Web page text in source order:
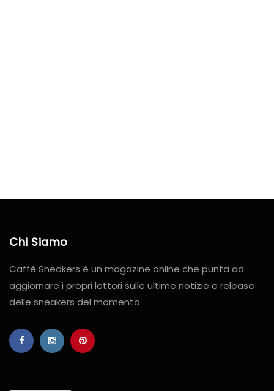
Chi Siamo
Caffè Sneakers è un magazine online che punta ad
aggiornare i propri lettori sulle ultime notizie e release
delle sneakers del momento.